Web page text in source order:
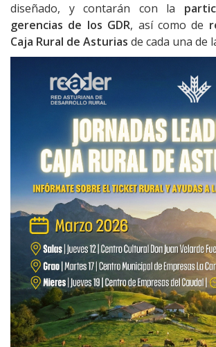
diseñado, y contarán con la
gerencias de los GDR, así como de
Caja Rural de Asturias de cada una de